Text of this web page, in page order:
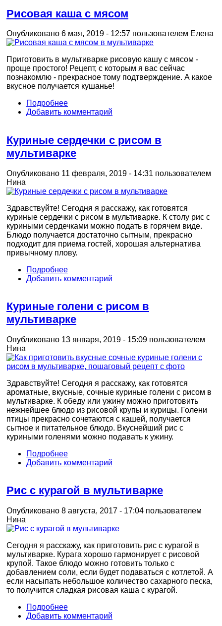
Рисовая каша с мясом
Опубликовано 6 мая, 2019 - 12:57 пользователем Елена
Приготовить в мультиварке рисовую кашу с мясом -
проще простого! Рецепт, с которым я вас сейчас
познакомлю - прекрасное тому подтверждение. А какое
вкусное получается кушанье!
Подробнее
Добавить комментарий
Куриные сердечки с рисом в
мультиварке
Опубликовано 11 февраля, 2019 - 14:31 пользователем
Нина
Здравствуйте! Сегодня я расскажу, как готовятся
куриные сердечки с рисом в мультиварке. К столу рис с
куриными сердечками можно подать в горячем виде.
Блюдо получается достаточно сытным, прекрасно
подходит для приема гостей, хорошая альтернатива
привычному плову.
Подробнее
Добавить комментарий
Куриные голени с рисом в
мультиварке
Опубликовано 13 января, 2019 - 15:09 пользователем
Нина
Здравствуйте! Сегодня я расскажу, как готовятся
ароматные, вкусные, сочные куриные голени с рисом в
мультиварке. К обеду или ужину можно приготовить
нежнейшее блюдо из рисовой крупы и курицы. Голени
птицы прекрасно сочетаются с кашей, получается
сытное и питательное блюдо. Вкуснейший рис с
куриными голенями можно подавать к ужину.
Подробнее
Добавить комментарий
Рис с курагой в мультиварке
Опубликовано 8 августа, 2017 - 17:04 пользователем
Нина
Сегодня я расскажу, как приготовить рис с курагой в
мультиварке. Курага хорошо гармонирует с рисовой
крупой. Такое блюдо можно готовить только с
добавлением соли, если будет подаваться с котлетой. А
если насыпать небольшое количество сахарного песка,
то получится сладкая рисовая каша с курагой.
Подробнее
Добавить комментарий